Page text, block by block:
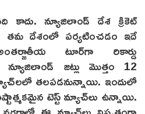
న్యూజిలాండ్ దేశ క్రికెట్
తమ దేశంలో పర్యటించడం ఇదే
టూర్‌గా రికార్డు
జట్లు మొత్తం 12
తలపడనున్నాయి. ఇందులో
టెస్ట్ మ్యాచ్‌లు ఉన్నాయి.